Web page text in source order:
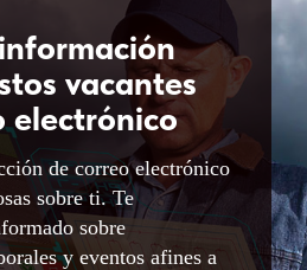
vacantes
electrónico
de correo electrónico
sobre ti. Te
sobre
y eventos afines a